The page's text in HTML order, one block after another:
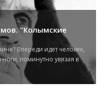
"Колымские
Впереди идет человек,
ноги, поминутно увязая в